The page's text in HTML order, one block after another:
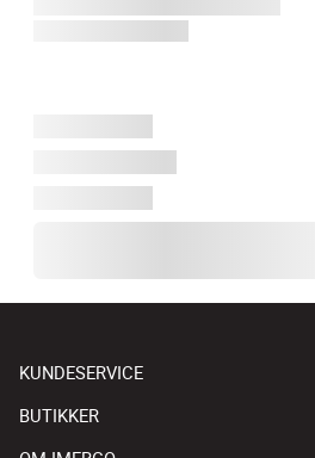
KUNDESERVICE
BUTIKKER